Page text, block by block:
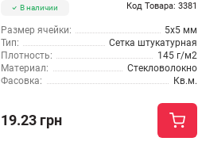
В наличии Код Товара: 3381
Размер ячейки:
5x5 мм
Тип:
Сетка штукатурная
Плотность:
145 г/м2
Материал:
Стекловолокно
Фасовка:
Кв.м.
19.23 грн